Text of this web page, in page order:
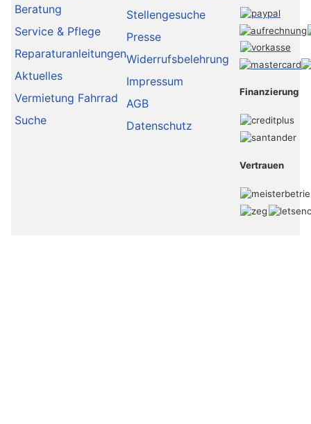
Beratung
Service & Pflege
Reparaturanleitungen
Aktuelles
Vermietung Fahrrad
Suche
Stellengesuche
Presse
Widerrufsbelehrung
Impressum
AGB
Datenschutz
Finanzierung
Vertrauen